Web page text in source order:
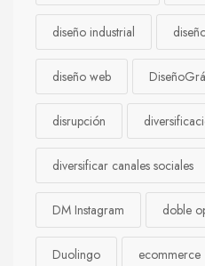
diseño industrial
diseño web
disrupción
diversificar canales sociales
DM Instagram doble
Duolingo ecommerce